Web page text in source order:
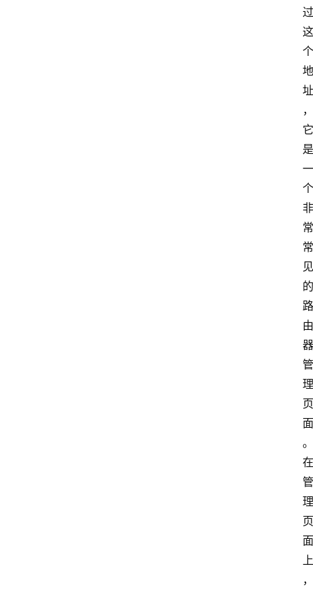
过
这
个
地
址
，
它
是
一
个
非
常
常
见
的
路
由
器
管
理
页
面
。
在
管
理
页
面
上
，